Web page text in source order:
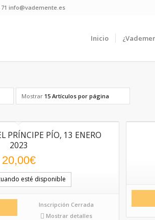
71 info@vademente.es
Inicio
Mostrar 15 Artículos por página
PRÍNCIPE PÍO, 13 ENERO
2023
20,00€
esté disponible
Inscripción Cerrada
Mostrar detalles